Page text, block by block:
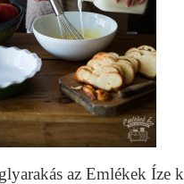
az Emlékek Íze